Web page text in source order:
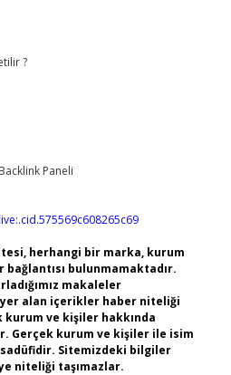
?
herhangi bir marka, kurum
bulunmamaktadır.
makaleler
yer alan içerikler haber niteliği
kurum ve kişiler hakkında
Gerçek kurum ve kişiler ile isim
Sitemizdeki bilgiler
niteliği taşımazlar.